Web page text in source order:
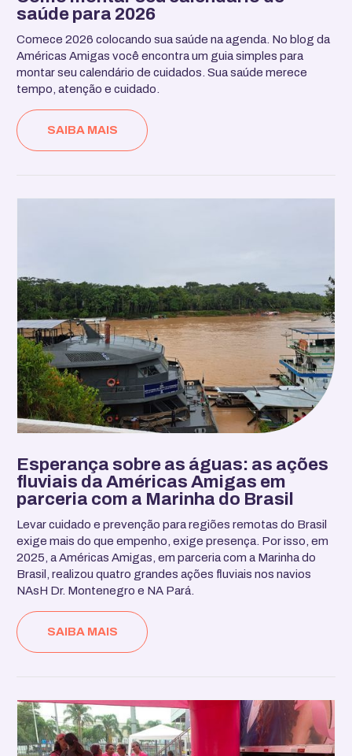
saúde para 2026
Comece 2026 colocando sua saúde na agenda. No blog da
Américas Amigas você encontra um guia simples para
montar seu calendário de cuidados. Sua saúde merece
tempo, atenção e cuidado.
SAIBA MAIS
Esperança sobre as águas: as ações
fluviais da Américas Amigas em
parceria com a Marinha do Brasil
Levar cuidado e prevenção para regiões remotas do Brasil
exige mais do que empenho, exige presença. Por isso, em
2025, a Américas Amigas, em parceria com a Marinha do
Brasil, realizou quatro grandes ações fluviais nos navios
NAsH Dr. Montenegro e NA Pará.
SAIBA MAIS